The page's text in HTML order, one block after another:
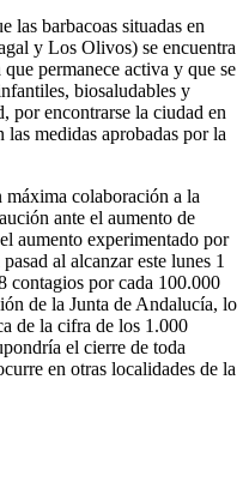
las barbacoas situadas en
y Los Olivos) se encuentra
permanece activa y que se
biosaludables y
por encontrarse la ciudad en
medidas aprobadas por la
colaboración a la
ante el aumento de
aumento experimentado por
al alcanzar este lunes 1
contagios por cada 100.000
de la Junta de Andalucía, lo
de la cifra de los 1.000
el cierre de toda
en otras localidades de la